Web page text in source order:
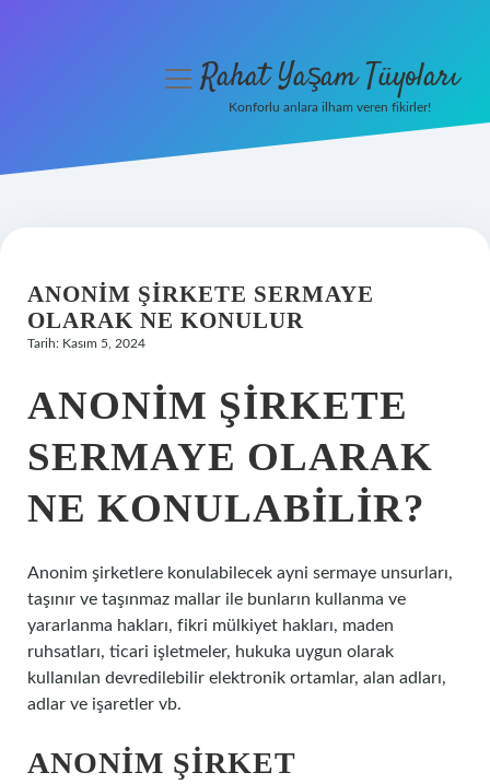
Hakkımızda
menüyüRahat Yaşam Tüyoları
Konforlu anlara ilham veren fikirler!
ANONIM ŞIRKETE SERMAYE
OLARAK NE KONULUR
Tarih: Kasım 5, 2024
ANONIM ŞIRKETE
SERMAYE OLARAK
NE KONULABILIR?
Anonim şirketlere konulabilecek ayni sermaye unsurları,
taşınır ve taşınmaz mallar ile bunların kullanma ve
yararlanma hakları, fikri mülkiyet hakları, maden
ruhsatları, ticari işletmeler, hukuka uygun olarak
kullanılan devredilebilir elektronik ortamlar, alan adları,
adlar ve işaretler vb.
ANONIM ŞIRKET